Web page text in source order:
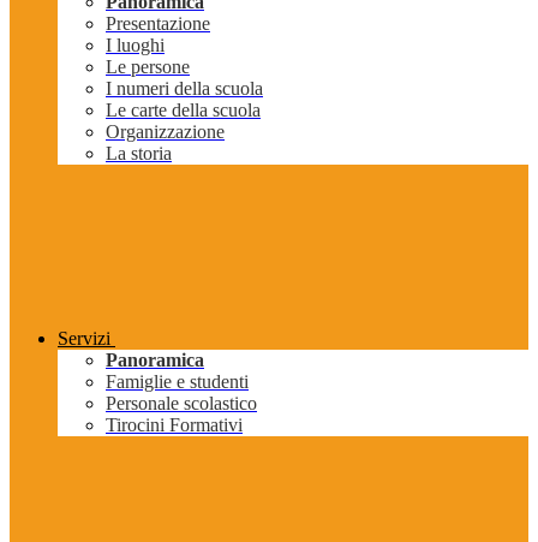
Presentazione
I luoghi
Le persone
I numeri della scuola
Le carte della scuola
Organizzazione
La storia
Servizi
Panoramica
Famiglie e studenti
Personale scolastico
Tirocini Formativi